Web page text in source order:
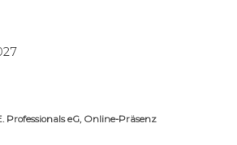
Professionals eG, Online-Präsenz